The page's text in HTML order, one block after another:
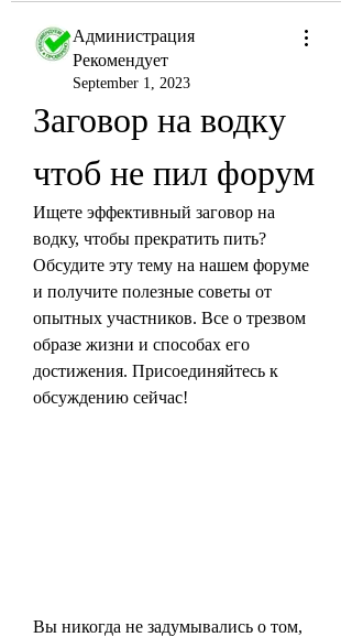
Администрация
Рекомендует
September 1, 2023
Заговор на водку
чтоб не пил форум
Ищете эффективный заговор на
водку, чтобы прекратить пить?
Обсудите эту тему на нашем форуме
и получите полезные советы от
опытных участников. Все о трезвом
образе жизни и способах его
достижения. Присоединяйтесь к
обсуждению сейчас!
Вы никогда не задумывались о том,